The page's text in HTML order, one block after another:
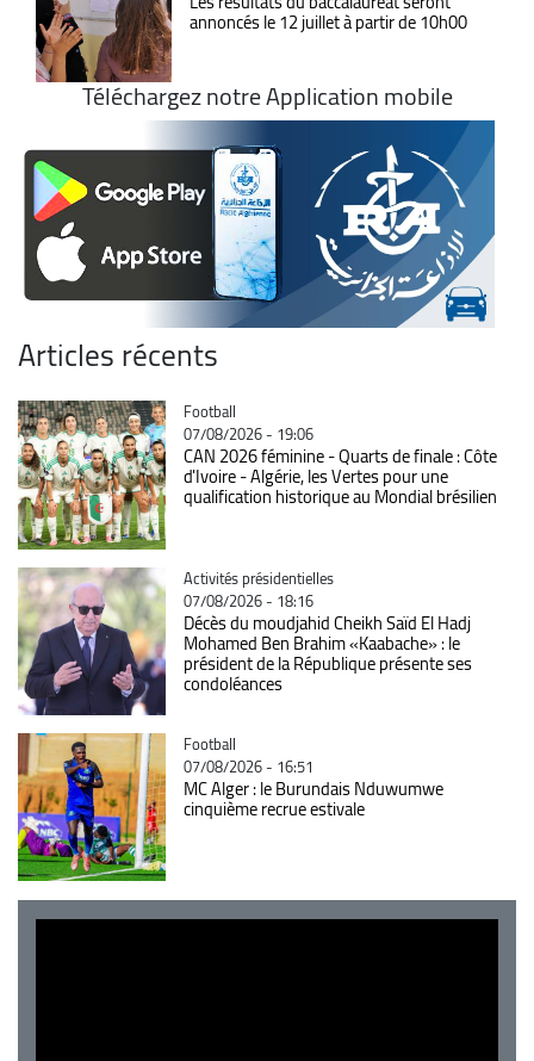
annoncés le 12 juillet à partir de 10h00
Téléchargez notre Application mobile
Articles récents
Catégorie
Football
07/08/2026 - 19:06
CAN 2026 féminine - Quarts de finale : Côte
d'Ivoire - Algérie, les Vertes pour une
qualification historique au Mondial brésilien
Catégorie
Activités présidentielles
07/08/2026 - 18:16
Décès du moudjahid Cheikh Saïd El Hadj
Mohamed Ben Brahim «Kaabache» : le
président de la République présente ses
condoléances
Catégorie
Football
07/08/2026 - 16:51
MC Alger : le Burundais Nduwumwe
cinquième recrue estivale